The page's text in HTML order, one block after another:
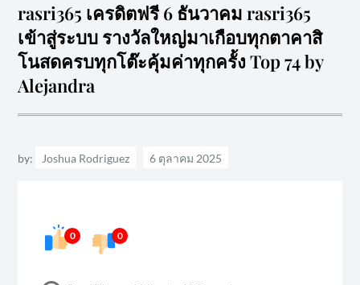
rasri365 เครดิตฟรี 6 ธันวาคม rasri365
เข้าสู่ระบบ รางวัลใหญ่มาเกือบทุกตาคาสิ
โนสดครบทุกโต๊ะคุ้มค่าทุกครั้ง Top 74 by
Alejandra
by: Joshua Rodriguez
0 0